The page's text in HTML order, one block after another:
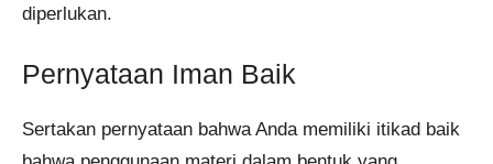
diperlukan.
Pernyataan Iman Baik
Sertakan pernyataan bahwa Anda memiliki itikad baik